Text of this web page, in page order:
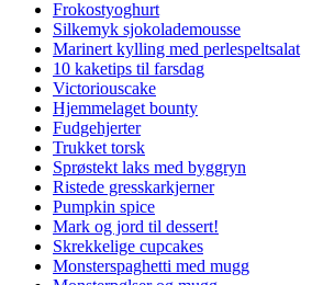
Frokostyoghurt
Silkemyk sjokolademousse
Marinert kylling med perlespeltsalat
10 kaketips til farsdag
Victoriouscake
Hjemmelaget bounty
Fudgehjerter
Trukket torsk
Sprøstekt laks med byggryn
Ristede gresskarkjerner
Pumpkin spice
Mark og jord til dessert!
Skrekkelige cupcakes
Monsterspaghetti med mugg